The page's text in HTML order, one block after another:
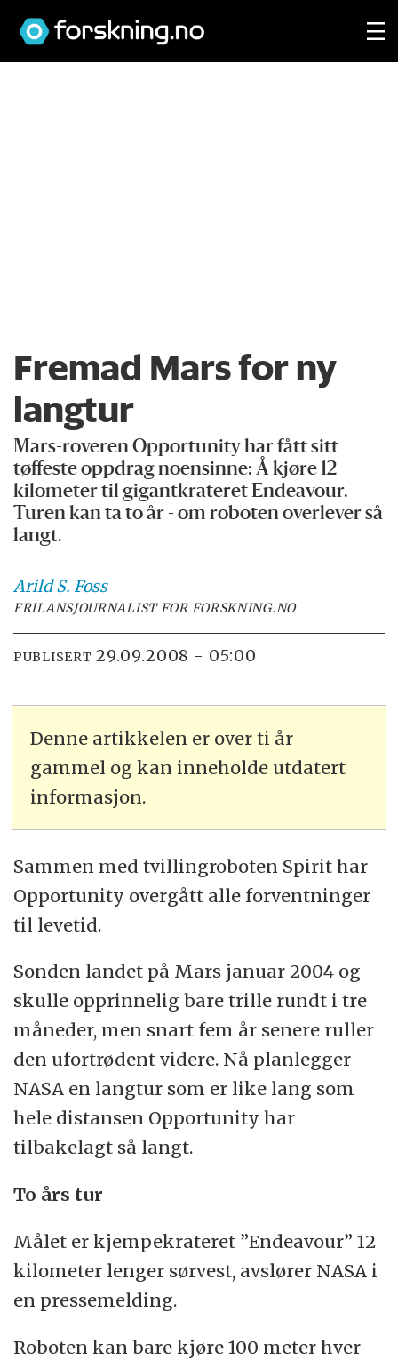
Fremad Mars for ny
langtur
Mars-roveren Opportunity har fått sitt
tøffeste oppdrag noensinne: Å kjøre 12
kilometer til gigantkrateret Endeavour.
Turen kan ta to år - om roboten overlever så
langt.
Arild S. Foss
FRILANSJOURNALIST FOR FORSKNING.NO
PUBLISERT 29.09.2008 - 05:00
Denne artikkelen er over ti år
gammel og kan inneholde utdatert
informasjon.
Sammen med tvillingroboten Spirit har
Opportunity overgått alle forventninger
til levetid.
Sonden landet på Mars januar 2004 og
skulle opprinnelig bare trille rundt i tre
måneder, men snart fem år senere ruller
den ufortrødent videre. Nå planlegger
NASA en langtur som er like lang som
hele distansen Opportunity har
tilbakelagt så langt.
To års tur
Målet er kjempekrateret ”Endeavour” 12
kilometer lenger sørvest, avslører NASA i
en pressemelding.
Roboten kan bare kjøre 100 meter hver